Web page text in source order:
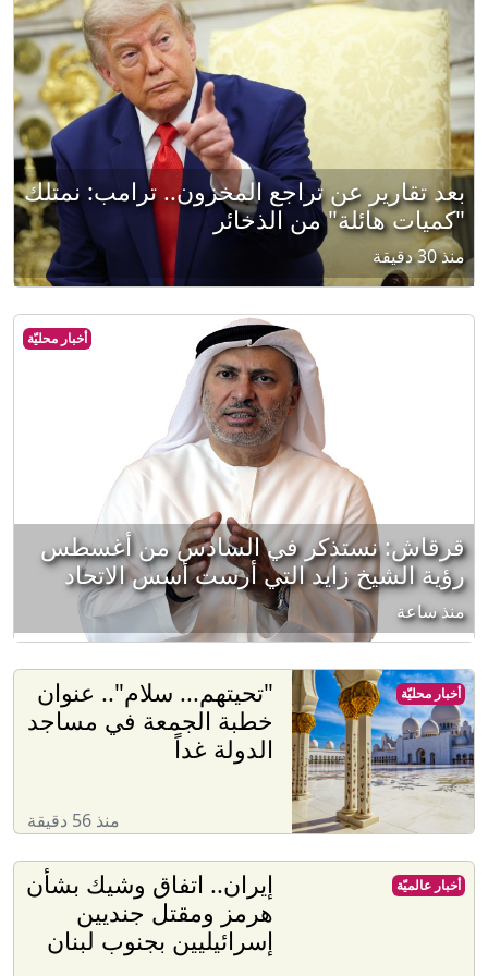
بعد تقارير عن تراجع المخزون.. ترامب: نمتلك
"كميات هائلة" من الذخائر
منذ 30 دقيقة
أخبار محليّة
قرقاش: نستذكر في السادس من أغسطس
رؤية الشيخ زايد التي أرست أسس الاتحاد
منذ ساعة
‏"تحيتهم... سلام".. عنوان
خطبة الجمعة في مساجد
الدولة غداً
منذ 56 دقيقة
أخبار محليّة
إيران.. اتفاق وشيك بشأن
هرمز ومقتل جنديين
إسرائيليين بجنوب لبنان
أخبار عالميّة